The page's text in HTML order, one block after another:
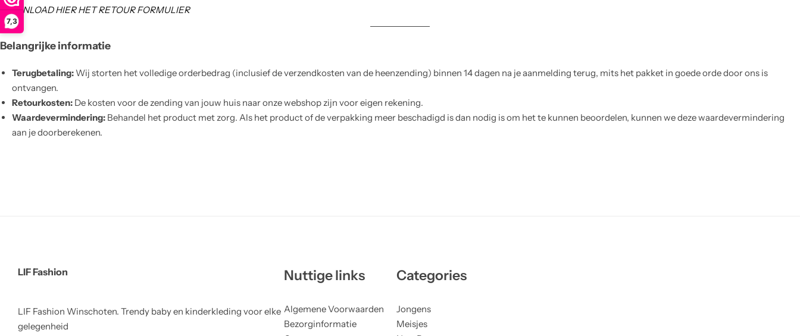
7,3
DOWNLOAD HIER HET RETOUR FORMULIER
Belangrijke informatie
Terugbetaling:Wij storten het volledige orderbedrag (inclusief de verzendkosten van de heenzending) binnen 14 dagen na je aanmelding terug, mits het pakket in goede orde door ons is
ontvangen.
Retourkosten:De kosten voor de zending van jouw huis naar onze webshop zijn voor eigen rekening.
Waardevermindering:Behandel het product met zorg. Als het product of de verpakking meer beschadigd is dan nodig is om het te kunnen beoordelen, kunnen we deze waardevermindering
aan je doorberekenen.
LIF Fashion
LIF Fashion Winschoten. Trendy baby en kinderkleding voor elke
gelegenheid
Nuttige links
Algemene Voorwaarden
Bezorginformatie
Categories
Jongens
Meisjes